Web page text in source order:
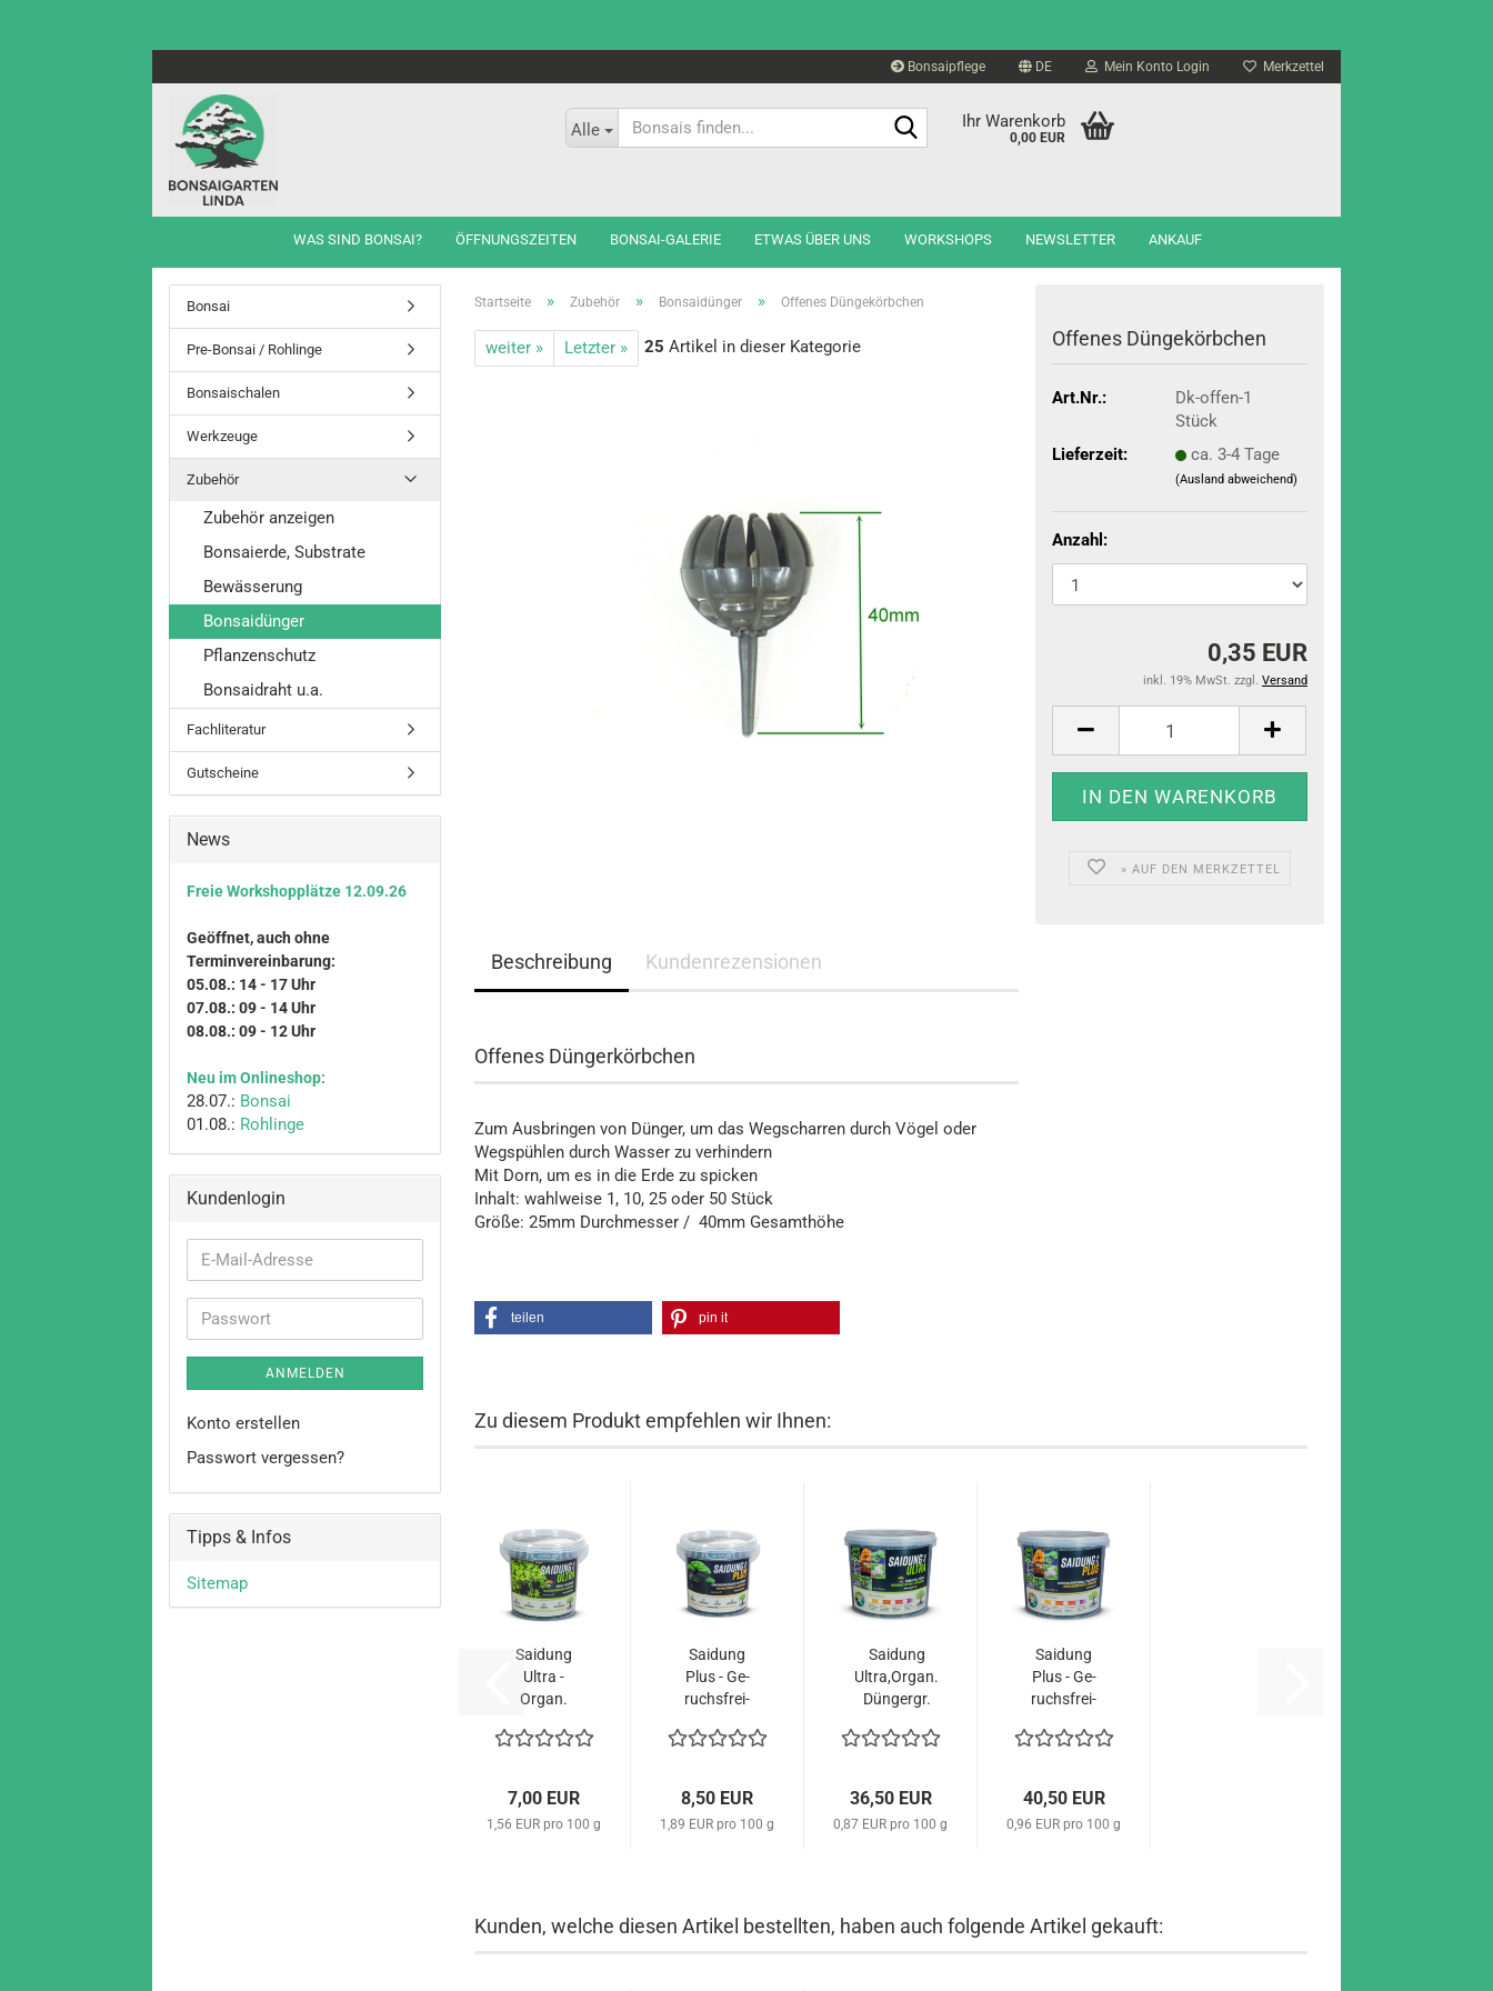
Bonsaipflege DE Mein Konto Login Merkzettel
Alle
BonsaisIhr Warenkorb
0,00 EUR
WAS SIND BONSAI? ÖFFNUNGSZEITEN BONSAI-GALERIE ETWAS ÜBER UNS WORKSHOPS NEWSLETTER ANKAUF
Startseite » Zubehör » Bonsaidünger » Offenes Düngekörbchen
weiter » Letzter » 25 Artikel in dieser Kategorie Of­fe­nes Dün­ge­körb­chen
Art.Nr.:
Dk-offen-1
Stück
Lieferzeit:
ca. 3-4 Tage
(Ausland abweichend)
Anzahl:
0,35 EUR
inkl. 19% MwSt. zzgl. Versand
» AUF DEN MERKZETTEL
Beschreibung Kundenrezensionen
Offenes Düngerkörbchen
Zum Ausbringen von Dünger, um das Wegscharren durch Vögel oder
Wegspühlen durch Wasser zu verhindern
Mit Dorn, um es in die Erde zu spicken
Inhalt: wahlweise 1, 10, 25 oder 50 Stück
Größe: 25mm Durchmesser / 40mm Gesamthöhe
teilen pin it
Zu diesem Produkt empfehlen wir Ihnen:
Sai­dung
Ultra -
Organ.
450g
7,00 EUR
1,56 EUR pro 100 g
Sai­dung
Plus - Ge­
ruchs­frei­
er­gr. 450g
8,50 EUR
1,89 EUR pro 100 g
Sai­dung
Ultra,Organ.
Dün­g­er­gr.
36,50 EUR
0,87 EUR pro 100 g
Sai­dung
Plus - Ge­
ruchs­frei­
er­gr.4,2kg
40,50 EUR
0,96 EUR pro 100 g
Kunden, welche diesen Artikel bestellten, haben auch folgende Artikel gekauft:
Bonsai
Pre-Bonsai / Rohlinge
Bonsaischalen
Werkzeuge
Zubehör
Zubehör anzeigen
Bonsaierde, Substrate
Bewässerung
Bonsaidünger
Pflanzenschutz
Bonsaidraht u.a.
Fachliteratur
Gutscheine
News
Freie Workshopplätze 12.09.26
Geöffnet, auch ohne
Terminvereinbarung:
05.08.: 14 - 17 Uhr
07.08.: 09 - 14 Uhr
08.08.: 09 - 12 Uhr
Neu im Onlineshop:
28.07.: Bonsai
01.08.: Rohlinge
Kundenlogin
E-
Mail-
Passwort
ANMELDEN
Konto erstellen
Passwort vergessen?
Tipps & Infos
Sitemap